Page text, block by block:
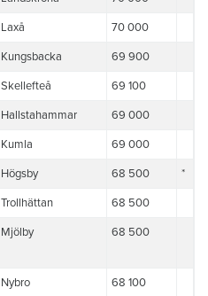
Laxå 70 000
Kungsbacka 69 900
Skellefteå 69 100
Hallstahammar 69 000
Kumla 69 000
Högsby 68 500 *
Trollhättan 68 500
Mjölby 68 500
Nybro 68 100